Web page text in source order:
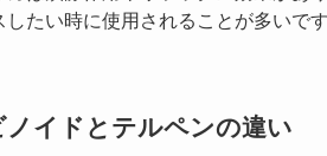
したい時に使用されることが多いです
ノイドとテルペンの違い